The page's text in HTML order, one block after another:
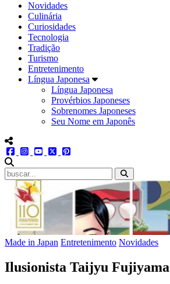
Novidades
Culinária
Curiosidades
Tecnologia
Tradição
Turismo
Entretenimento
Língua Japonesa
Língua Japonesa
Provérbios Japoneses
Sobrenomes Japoneses
Seu Nome em Japonês
menu redes social
facebookinstagram
youtube
twitter
Made in Japan Entretenimento Novidades
Ilusionista Taijyu